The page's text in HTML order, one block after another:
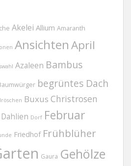
Akelei Allium Amaranth
AnsichtenApril
Azaleen Bambus
begrüntes Dach
Buxus Christrosen
Dahlien Dorf Februar
Friedhof Frühblüher
Gaura Gehölze